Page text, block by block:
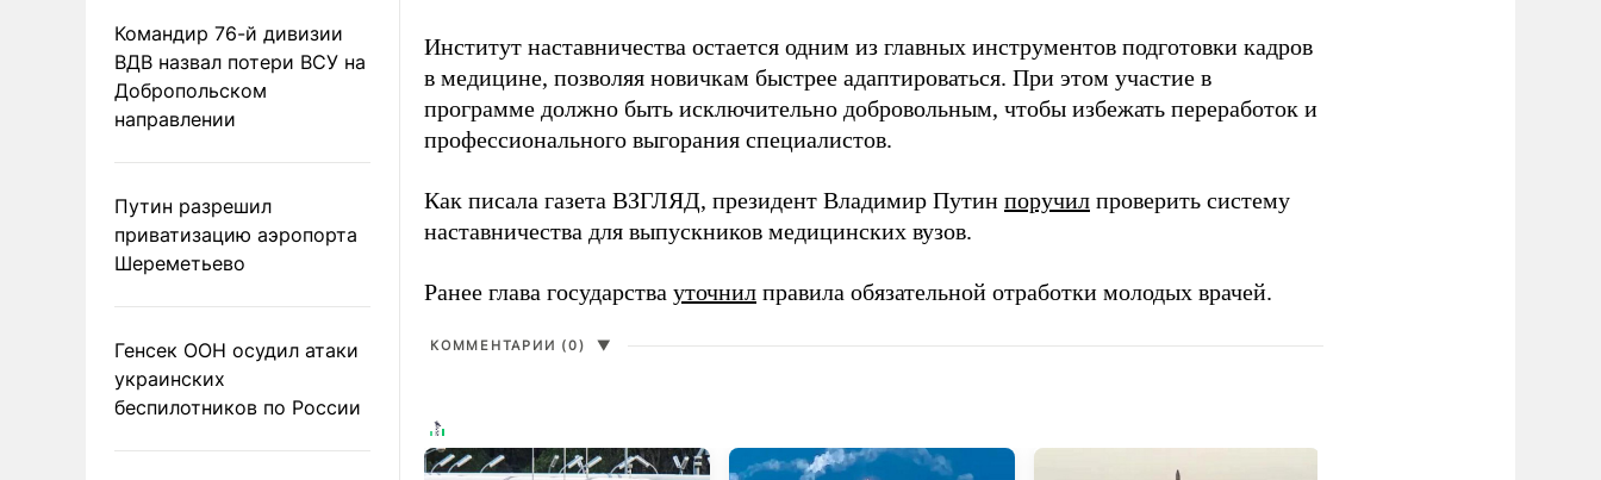
Командир 76-й дивизии
ВДВ назвал потери ВСУ на
Добропольском
направлении
Путин разрешил
приватизацию аэропорта
Шереметьево
Генсек ООН осудил атаки
украинских
беспилотников по России
Институт наставничества остается одним из главных инструментов подготовки кадров
в медицине, позволяя новичкам быстрее адаптироваться. При этом участие в
программе должно быть исключительно добровольным, чтобы избежать переработок и
профессионального выгорания специалистов.
Как писала газета ВЗГЛЯД, президент Владимир Путин поручил проверить систему
наставничества для выпускников медицинских вузов.
Ранее глава государства уточнил правила обязательной отработки молодых врачей.
КОММЕНТАРИИ (0) ▼